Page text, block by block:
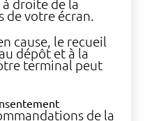
à droite de la
de votre écran.
cause, le recueil
dépôt et à la
terminal peut
de la